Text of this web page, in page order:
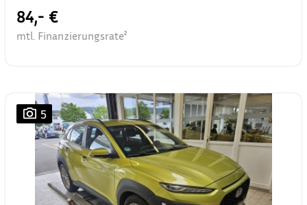
84,- €
mtl. Finanzierungsrate²
5